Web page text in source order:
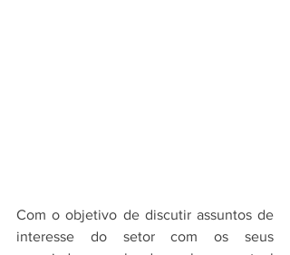
Com o objetivo de discutir assuntos de
interesse do setor com os seus